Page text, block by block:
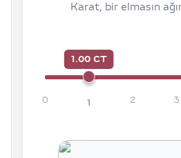
Karat, bir elmasın
1.00 CT
0 1 2 3